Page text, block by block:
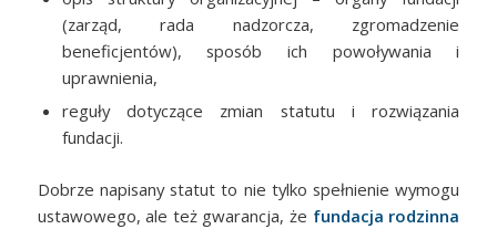
(zarząd, rada nadzorcza, zgromadzenie
beneficjentów), sposób ich powoływania i
uprawnienia,
reguły dotyczące zmian statutu i rozwiązania
fundacji.
Dobrze napisany statut to nie tylko spełnienie wymogu
ustawowego, ale też gwarancja, że fundacja rodzinna